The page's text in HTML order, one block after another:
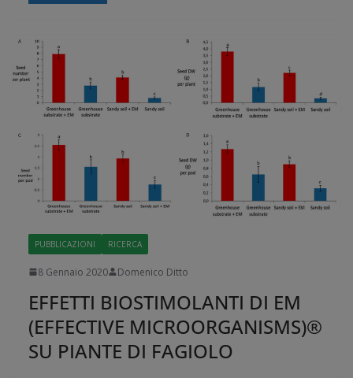
PUBBLICAZIONI RICERCA
8 Gennaio 2020 Domenico Ditto
EFFETTI BIOSTIMOLANTI DI EM
(EFFECTIVE MICROORGANISMS)®
SU PIANTE DI FAGIOLO